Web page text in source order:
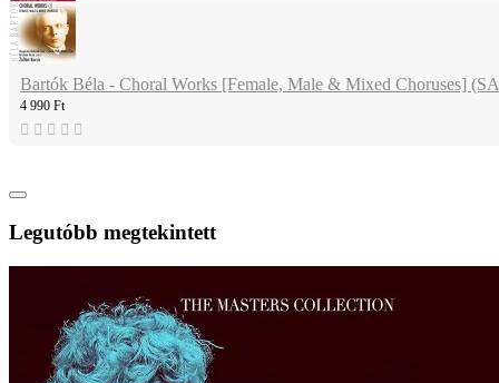
Bartók Béla - Choral Works [Female, Male & Mixed Choruses]
4 990 Ft
Legutóbb megtekintett